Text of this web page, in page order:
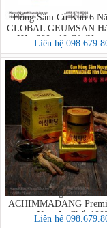
Hồng Sâm Củ Khô 6
GLOBAL GEUMSAN
Hộp 300g 10 Củ
Ginseng)
Liên hệ
Cao Hồng Sâm Hàn
ACHIMMADANG
Nguyên Chất
Liên hệ